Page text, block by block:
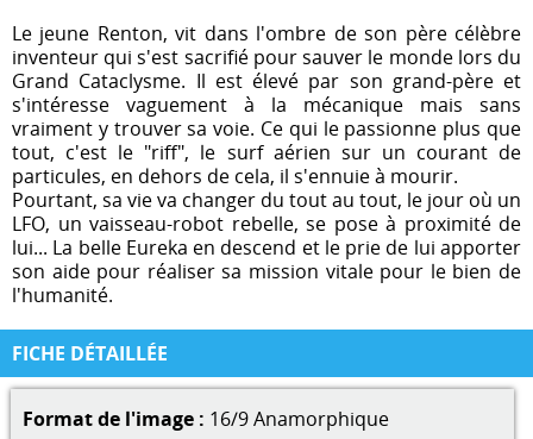
Le jeune Renton, vit dans l'ombre de son père célèbre
inventeur qui s'est sacrifié pour sauver le monde lors du
Grand Cataclysme. Il est élevé par son grand-père et
s'intéresse vaguement à la mécanique mais sans
vraiment y trouver sa voie. Ce qui le passionne plus que
tout, c'est le "riff", le surf aérien sur un courant de
particules, en dehors de cela, il s'ennuie à mourir.
Pourtant, sa vie va changer du tout au tout, le jour où un
LFO, un vaisseau-robot rebelle, se pose à proximité de
lui... La belle Eureka en descend et le prie de lui apporter
son aide pour réaliser sa mission vitale pour le bien de
l'humanité.
FICHE DÉTAILLÉE
Format de l'image : 16/9 Anamorphique